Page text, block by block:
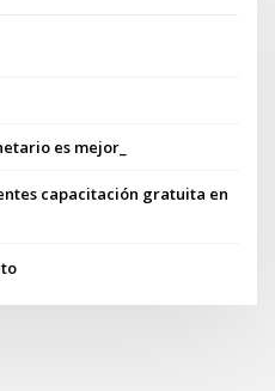
es mejor_
capacitación gratuita en